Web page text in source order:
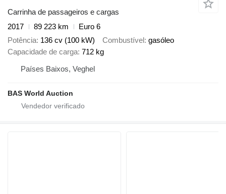
Carrinha de passageiros e cargas
2017
89 223 km
Euro 6
Potência 136 cv (100 kW) Combustível gasóleo
Capacidade de carga 712 kg
Países Baixos, Veghel
BAS World Auction